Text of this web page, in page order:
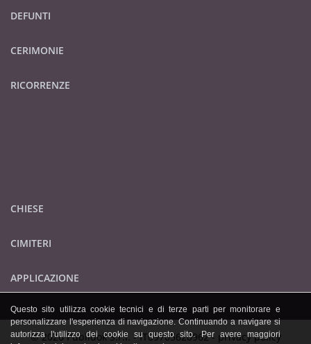
DEFUNTI
CERIMONIE
RICORRENZE
CHIESE
CIMITERI
APPLICAZIONE
© 2026 Publidok S.r.l. - IT09705620962 - privacy policy
Questo sito utilizza cookie tecnici e di terze parti per monitorare e
personalizzare l'esperienza di navigazione. Continuando a navigare si
autorizza l'utilizzo dei cookie su questo sito. Per avere maggiori